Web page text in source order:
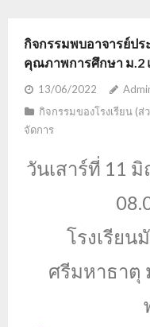
กิจกรรมพบอาจารย์ป
คุณภาพการศึกษา ม.2
13/06/2022
กิจกรรมของโรงเรียน (ส่
จัดการ
วันเสาร์ที่ 11
โรงเรียน
ศรีมหาธาตุ